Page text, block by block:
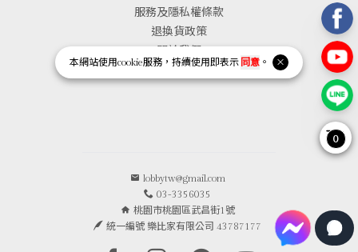
本網站使用cookie服務，持續使用即表示 同意 。
服務及隱私權條款
退換貨政策
門市資訊
lobbytw@gmail.com
03-3356035
桃園市桃園區武昌街1號
統一編號 樂比家有限公司 43787177
0